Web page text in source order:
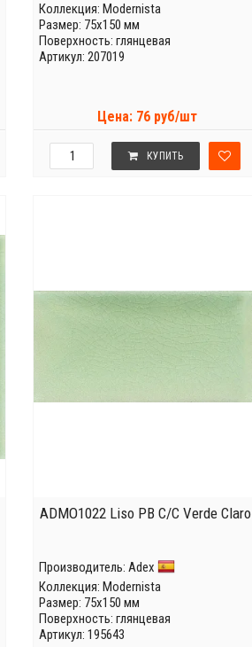
Коллекция: Modernista
Размер: 75x150 мм
Поверхность: глянцевая
Артикул: 207019
Цена: 76 руб/шт
КУПИТЬ
ADMO1022 Liso PB C/C Verde Claro
Производитель: Adex
Коллекция: Modernista
Размер: 75x150 мм
Поверхность: глянцевая
Артикул: 195643